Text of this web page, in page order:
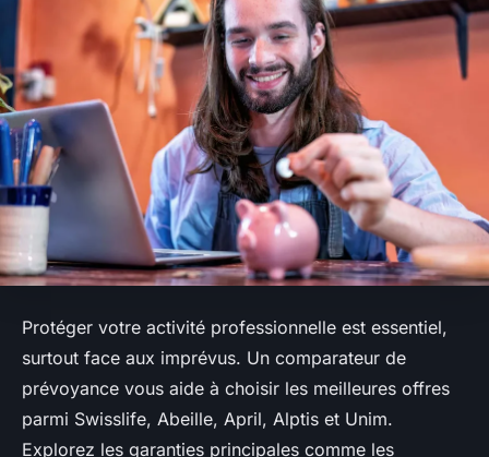
Protéger votre activité professionnelle est essentiel,
surtout face aux imprévus. Un comparateur de
prévoyance vous aide à choisir les meilleures offres
parmi Swisslife, Abeille, April, Alptis et Unim.
Explorez les garanties principales comme les